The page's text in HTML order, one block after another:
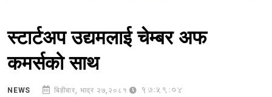
स्टार्टअप उद्यमलाई चेम्बर अफ
कमर्सको साथ
NEWS बिहीबार, भाद्र २७,२०८१ 17:59:04